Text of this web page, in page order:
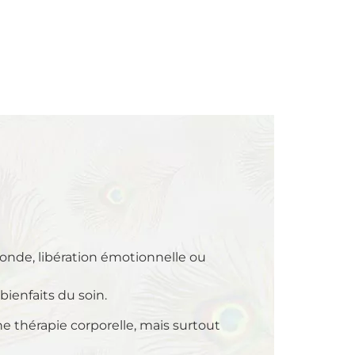
libération émotionnelle ou
du soin.
thérapie corporelle, mais surtout